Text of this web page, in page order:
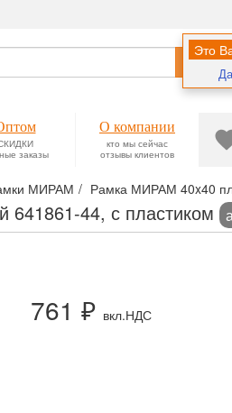
Это
Да
Найти
заказы
О компании
кто мы сейчас
отзывы клиентов
МИРАМ Рамка МИРАМ 40x40
44, с пластиком
761 ₽ вкл.НДС